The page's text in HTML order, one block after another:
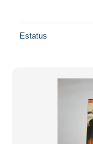
Estatus